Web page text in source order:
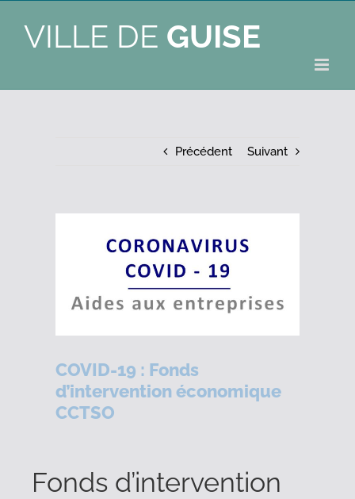
VILLE DE GUISE
Précédent Suivant
COVID-19 : Fonds
d’intervention économique
CCTSO
Fonds d’intervention